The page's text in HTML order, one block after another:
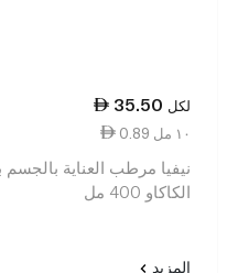
35.50 لكل
0.89 ١٠ مل
نيفيا مرطب العناية بالجسم
الكاكاو 400 مل
المزيد